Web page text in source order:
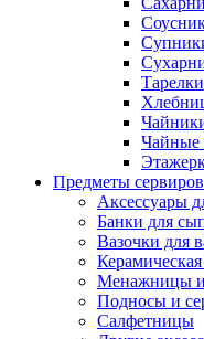
Тарелки
Чайные
Предметы
Аксессуары
Банки для
Вазочки для
Менажницы и
Подносы и
Салфетницы